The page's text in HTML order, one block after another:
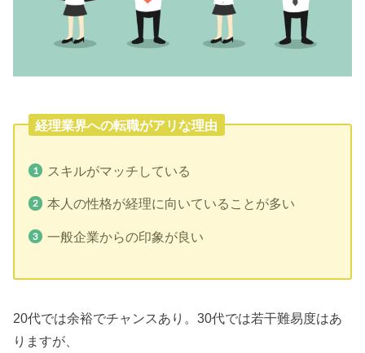
経理業界への転職がアリな理由
スキルがマッチしている
本人の性格が経理に向いていることが多い
一般企業からの印象が良い
20代では余裕でチャンスあり。30代では若干難易度はあ
りますが、